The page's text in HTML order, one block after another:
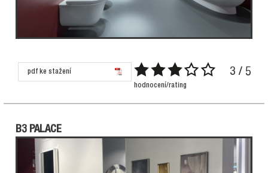
pdf ke stažení 3 / 5
hodnocení/rating
B3 PALACE